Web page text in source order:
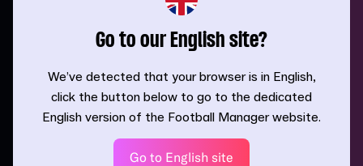
Go to our English site?
We’ve detected that your browser is in English,
click the button below to go to the dedicated
English version of the Football Manager website.
Go to English site